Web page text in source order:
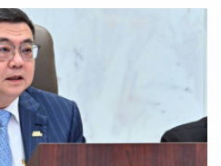
下游萬榮鄉及鳳林鎮昨天已提
，分別安置於鳳林鎮
收容所。根據《中時新聞網》
災害應變中心指揮官季連成受
眾撤離及應變作業，故提早至
國軍會協助地方再次巡查保全
時持續維持萬里溪河床管制。